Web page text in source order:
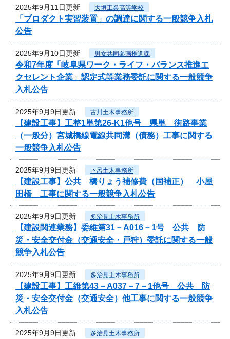
2025年9月11日更新 大垣工業高等学校
「プロダクト実習装置」の調達に関する一般競争入札
公告
2025年9月10日更新 男女共同参画推進課
令和7年度「岐阜県ワーク・ライフ・バランス推進エ
クセレント企業」認定式等業務委託に関する一般競争
入札公告
2025年9月9日更新 古川土木事務所
【建設工事】工整1単第26-K1他号 県単 街路事業
（一般分）宮城橋線電線共同溝（債務）工事に関する
一般競争入札公告
2025年9月9日更新 下呂土木事務所
【建設工事】公共 橋りょう補修費（国補正） 小屋
田橋 工事に関する一般競争入札公告
2025年9月9日更新 多治見土木事務所
【建設関連業務】委維第31－A016－1号 公共 防
災・安全交付金（交通安全・戸狩）委託に関する一般
競争入札公告
2025年9月9日更新 多治見土木事務所
【建設工事】工維第43－A037－7－1他号 公共 防
災・安全交付金（交通安全）他工事に関する一般競争
入札公告
2025年9月9日更新 多治見土木事務所